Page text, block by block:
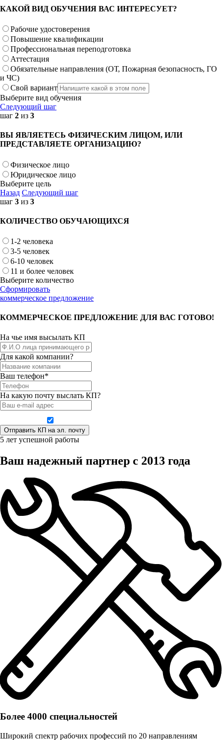
КАКОЙ ВИД ОБУЧЕНИЯ ВАС ИНТЕРЕСУЕТ?
Рабочие удостоверения
Повышение квалификации
Профессиональная переподготовка
Аттестация
Обязательные направления (ОТ, Пожарная безопасность, ГО
и ЧС)
Свой вариант
Выберите вид обучения
Следующий шаг
шаг 2 из 3
ВЫ ЯВЛЯЕТЕСЬ ФИЗИЧЕСКИМ ЛИЦОМ, ИЛИ
ПРЕДСТАВЛЯЕТЕ ОРГАНИЗАЦИЮ?
Физическое лицо
Юридическое лицо
Выберите цель
Назад Следующий шаг
шаг 3 из 3
КОЛИЧЕСТВО ОБУЧАЮЩИХСЯ
1-2 человека
3-5 человек
6-10 человек
11 и более человек
Выберите количество
Сформировать
коммерческое предложение
КОММЕРЧЕСКОЕ ПРЕДЛОЖЕНИЕ ДЛЯ ВАС ГОТОВО!
На чье имя высылать КП
Для какой компании?
Ваш телефон*
На какую почту выслать КП?
5 лет успешной работы
Ваш надежный партнер с 2013 года
Более 4000 специальностей
Широкий спектр рабочих профессий по 20 направлениям